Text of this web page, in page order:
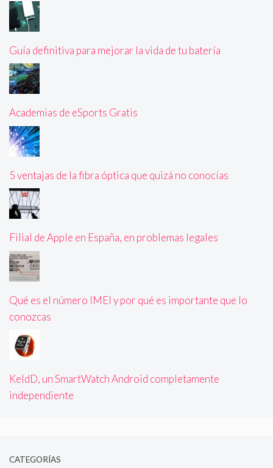
Guía definitiva para mejorar la vida de tu batería
Academias de eSports Gratis
5 ventajas de la fibra óptica que quizá no conocías
Filial de Apple en España, en problemas legales
Qué es el número IMEI y por qué es importante que lo
conozcas
KeldD, un SmartWatch Android completamente
independiente
CATEGORÍAS